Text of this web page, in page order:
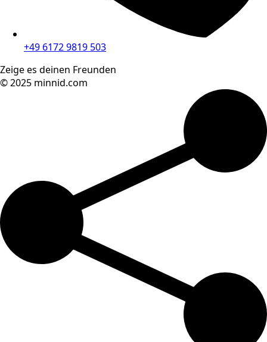
+49 6172 9819 503
Zeige es deinen Freunden
© 2025 minnid.com